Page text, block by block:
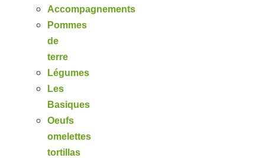
Accompagnements
Pommes
de
terre
Légumes
Les
Basiques
Oeufs
omelettes
tortillas